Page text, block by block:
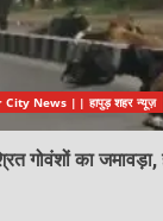
City News || हापुड़ शहर न्यूज़
गोवंशों का